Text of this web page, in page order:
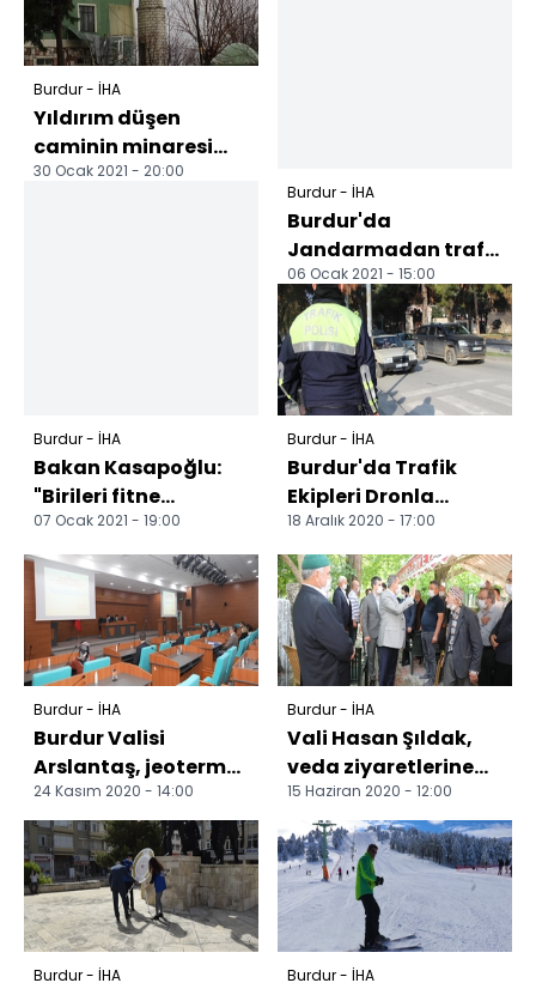
Burdur - İHA
Yıldırım düşen
caminin minaresi
yıkıldı
30 Ocak 2021 - 20:00
Burdur - İHA
Bakan Kasapoğlu:
"Birileri fitne
üretecek biz onlara
rağmen hizmet
vermeye...
07 Ocak 2021 - 19:00
Burdur - İHA
Burdur'da
Jandarmadan trafik
denetimi
06 Ocak 2021 - 15:00
Burdur - İHA
Burdur'da Trafik
Ekipleri Dronla
denetim yaptı
18 Aralık 2020 - 17:00
Burdur - İHA
Burdur Valisi
Arslantaş, jeotermal
etüt çalışmasıyla
ilgili brifing aldı
24 Kasım 2020 - 14:00
Burdur - İHA
Vali Hasan Şıldak,
veda ziyaretlerine
devam ediyor
15 Haziran 2020 - 12:00
Burdur - İHA Burdur - İHA